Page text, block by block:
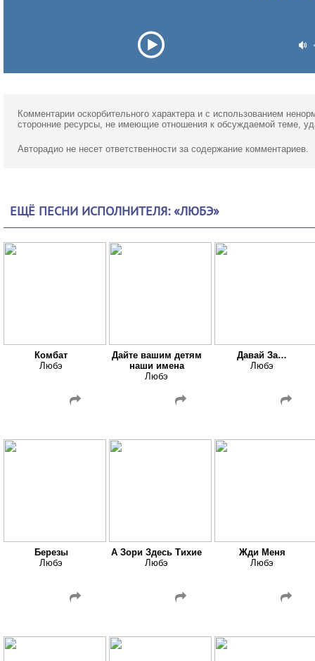
Комментарии оскорбительного характера и с использованием
сторонние ресурсы, не имеющие отношения к обсуждаемой теме,
Авторадио не несет ответственности за содержание комментариев.
ЕЩЁ ПЕСНИ ИСПОЛНИТЕЛЯ: «ЛЮБЭ»
Комбат
Любэ
Дайте вашим детям
наши имена
Любэ
Давай За…
Любэ
Березы
Любэ
А Зори Здесь Тихие
Любэ
Жди Меня
Любэ